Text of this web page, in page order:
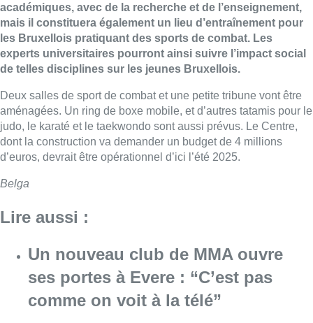
académiques, avec de la recherche et de l’enseignement,
mais il constituera également un lieu d’entraînement pour
les Bruxellois pratiquant des sports de combat. Les
experts universitaires pourront ainsi suivre l’impact social
de telles disciplines sur les jeunes Bruxellois.
Deux salles de sport de combat et une petite tribune vont être
aménagées. Un ring de boxe mobile, et d’autres tatamis pour le
judo, le karaté et le taekwondo sont aussi prévus. Le Centre,
dont la construction va demander un budget de 4 millions
d’euros, devrait être opérationnel d’ici l’été 2025.
Belga
Lire aussi :
Un nouveau club de MMA ouvre
ses portes à Evere : “C’est pas
comme on voit à la télé”